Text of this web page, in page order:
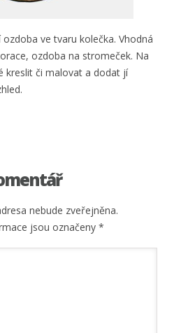
ve tvaru kolečka. Vhodná
ozdoba na stromeček. Na
kreslit či malovat a dodat jí
nebude zveřejněna.
jsou označeny *